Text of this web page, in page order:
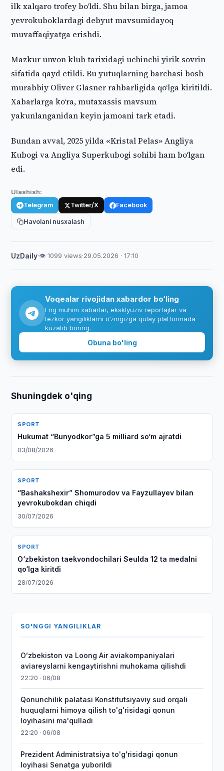
ilk xalqaro trofey bo‘ldi. Shu bilan birga, jamoa
yevrokuboklardagi debyut mavsumidayoq
muvaffaqiyatga erishdi.
Mazkur unvon klub tarixidagi uchinchi yirik sovrin
sifatida qayd etildi. Bu yutuqlarning barchasi bosh
murabbiy Oliver Glasner rahbarligida qo‘lga kiritildi.
Xabarlarga ko‘ra, mutaxassis mavsum
yakunlanganidan keyin jamoani tark etadi.
Bundan avval, 2025 yilda «Kristal Pelas» Angliya
Kubogi va Angliya Superkubogi sohibi ham bo‘lgan
edi.
Ulashish:
Telegram Twitter/X Facebook
Havolani nusxalash
UzDaily·👁 1099 views·29.05.2026 · 17:10
Voqealar rivojidan xabardor bo‘ling
Eng muhim xabarlar, eksklyuziv reportajlar va
tezkor yangiliklarni o‘zingizga qulay platformada
kuzatib boring.
Obuna bo'ling
Shuningdek o'qing
SPORT
Hukumat “Bunyodkor”ga 5 milliard so‘m ajratdi
03/08/2026
SPORT
“Bashakshexir” Shomurodov va Fayzullayev bilan
yevrokubokdan chiqdi
30/07/2026
SPORT
O‘zbekiston taekvondochilari Seulda 12 ta medalni
qo‘lga kiritdi
28/07/2026
SO'NGGI YANGILIKLAR
Oʻzbekiston va Loong Air aviakompaniyalari
aviareyslarni kengaytirishni muhokama qilishdi
22:20 · 06/08
Qonunchilik palatasi Konstitutsiyaviy sud orqali
huquqlarni himoya qilish to'g'risidagi qonun
loyihasini ma'qulladi
22:20 · 06/08
Prezident Administratsiya to'g'risidagi qonun
loyihasi Senatga yuborildi